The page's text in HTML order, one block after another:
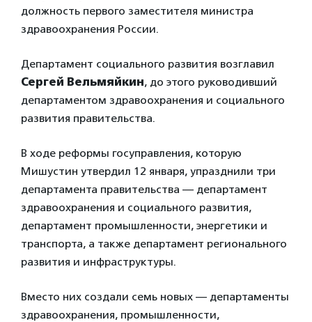
должность первого заместителя министра
здравоохранения России.
Департамент социального развития возглавил
Сергей Вельмяйкин, до этого руководивший
департаментом здравоохранения и социального
развития правительства.
В ходе реформы госуправления, которую
Мишустин утвердил 12 января, упразднили три
департамента правительства — департамент
здравоохранения и социального развития,
департамент промышленности, энергетики и
транспорта, а также департамент регионального
развития и инфраструктуры.
Вместо них создали семь новых — департаменты
здравоохранения, промышленности,